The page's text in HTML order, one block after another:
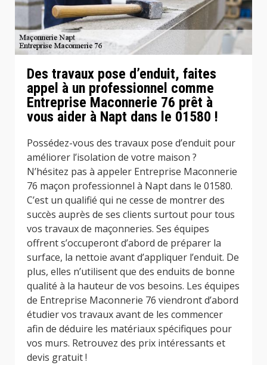
Des travaux pose d’enduit, faites
appel à un professionnel comme
Entreprise Maconnerie 76 prêt à
vous aider à Napt dans le 01580 !
Possédez-vous des travaux pose d’enduit pour
améliorer l’isolation de votre maison ?
N’hésitez pas à appeler Entreprise Maconnerie
76 maçon professionnel à Napt dans le 01580.
C’est un qualifié qui ne cesse de montrer des
succès auprès de ses clients surtout pour tous
vos travaux de maçonneries. Ses équipes
offrent s’occuperont d’abord de préparer la
surface, la nettoie avant d’appliquer l’enduit. De
plus, elles n’utilisent que des enduits de bonne
qualité à la hauteur de vos besoins. Les équipes
de Entreprise Maconnerie 76 viendront d’abord
étudier vos travaux avant de les commencer
afin de déduire les matériaux spécifiques pour
vos murs. Retrouvez des prix intéressants et
devis gratuit !